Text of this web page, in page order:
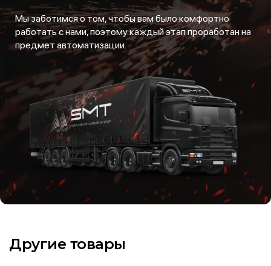
Мы заботимся о том, чтобы вам было комфортно
работать с нами, поэтому каждый этап проработан на
предмет автоматизации.
Другие товары